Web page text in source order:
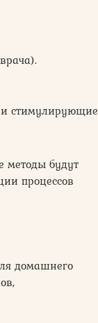
стимулирующие
методы будут
процессов
домашнего